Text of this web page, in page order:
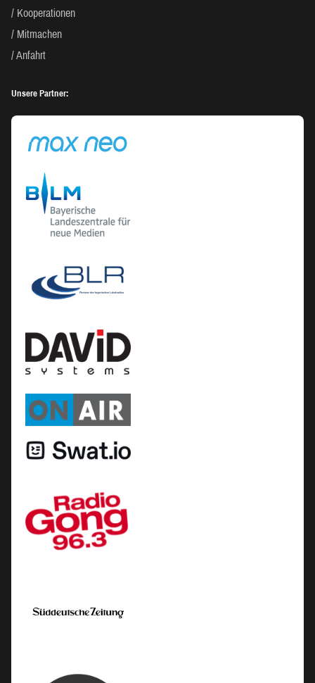
Kooperationen
Mitmachen
Anfahrt
Unsere Partner: